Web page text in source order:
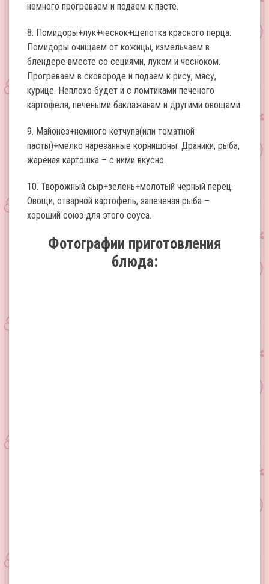
немного прогреваем и подаем к пасте.
8. Помидоры+лук+чеснок+щепотка красного перца.
Помидоры очищаем от кожицы, измельчаем в
блендере вместе со сециями, луком и чесноком.
Прогреваем в сковороде и подаем к рису, мясу,
курице. Неплохо будет и с ломтиками печеного
картофеля, печеными баклажанам и другими овощами.
9. Майонез+немного кетчупа(или томатной
пасты)+мелко нарезанные корнишоны. Драники, рыба,
жареная картошка – с ними вкусно.
10. Творожный сыр+зелень+молотый черный перец.
Овощи, отварной картофель, запеченая рыба –
хороший союз для этого соуса.
Фотографии приготовления
блюда: